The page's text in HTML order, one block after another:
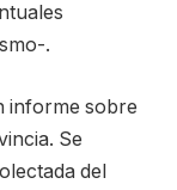
.
informe sobre
Se
del